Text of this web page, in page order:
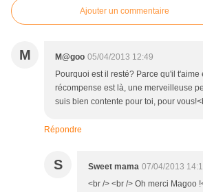
Ajouter un commentaire
M M@goo 05/04/2013 12:49
Pourquoi est il resté? Parce qu'il t'aime
récompense est là, une merveilleuse
suis bien contente pour toi, pour
Répondre
S Sweet mama 07/04/2013
<br /> <br /> Oh merci Magoo